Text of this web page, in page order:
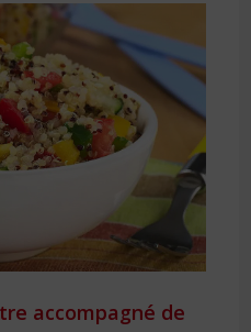
accompagné de